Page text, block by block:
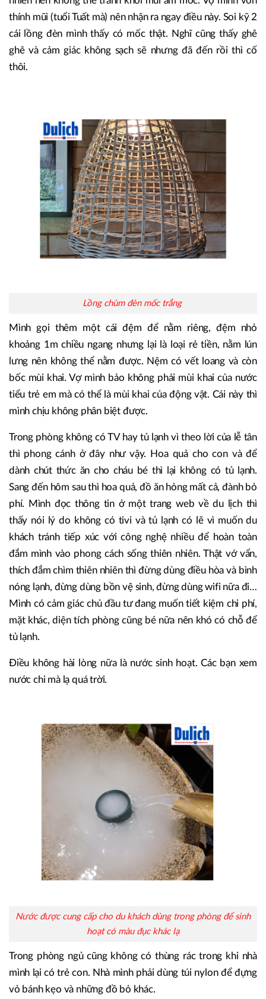
thính mũi (tuổi Tuất mà) nên nhận ra ngay điều này. Soi kỹ 2
cái lồng đèn mình thấy có mốc thật. Nghĩ cũng thấy ghê
ghê và cảm giác không sạch sẽ nhưng đã đến rồi thì cố
thôi.
Lồng chùm đèn mốc trắng
Mình gọi thêm một cái đệm để nằm riêng, đệm nhỏ
khoảng 1m chiều ngang nhưng lại là loại rẻ tiền, nằm lún
lưng nên không thể nằm được. Nệm có vết loang và còn
bốc mùi khai. Vợ mình bảo không phải mùi khai của nước
tiểu trẻ em mà có thể là mùi khai của động vật. Cái này thì
mình chịu không phân biệt được.
Trong phòng không có TV hay tủ lạnh vì theo lời của lễ tân
thì phong cánh ở đây như vậy. Hoa quả cho con và để
dành chút thức ăn cho cháu bé thì lại không có tủ lạnh.
Sang đến hôm sau thì hoa quả, đồ ăn hỏng mất cả, đành bỏ
phí. Mình đọc thông tin ở một trang web về du lịch thì
thấy nói lý do không có tivi và tủ lạnh có lẽ vì muốn du
khách tránh tiếp xúc với công nghệ nhiều để hoàn toàn
đắm mình vào phong cách sống thiên nhiên. Thật vớ vẩn,
thích đắm chìm thiên nhiên thì đừng dùng điều hòa và bình
nóng lạnh, đừng dùng bồn vệ sinh, đừng dùng wifi nữa đi…
Mình có cảm giác chủ đầu tư đang muốn tiết kiệm chi phí,
mặt khác, diện tích phòng cũng bé nữa nên khó có chỗ để
tủ lạnh.
Điều không hài lòng nữa là nước sinh hoạt. Các bạn xem
nước chi mà lạ quá trời.
Nước được cung cấp cho du khách dùng trong phòng để sinh
hoạt có màu đục khác lạ
Trong phòng ngủ cũng không có thùng rác trong khi nhà
mình lại có trẻ con. Nhà mình phải dùng túi nylon để đựng
vỏ bánh kẹo và những đồ bỏ khác.